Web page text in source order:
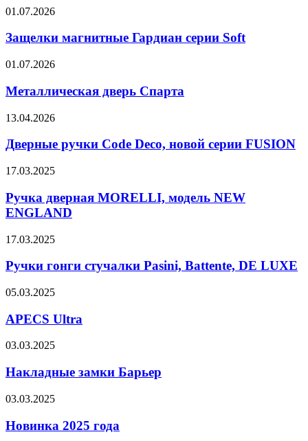
01.07.2026
Защелки магнитные Гардиан серии Soft
01.07.2026
Металлическая дверь Спарта
13.04.2026
Дверные ручки Code Deco, новой серии FUSION
17.03.2025
Ручка дверная MORELLI, модель NEW
ENGLAND
17.03.2025
Ручки гонги стучалки Pasini, Battente, DE LUXE
05.03.2025
APECS Ultra
03.03.2025
Накладные замки Барьер
03.03.2025
Новинка 2025 года